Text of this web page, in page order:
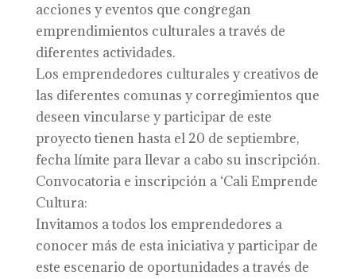
acciones y eventos que congregan
emprendimientos culturales a través de
diferentes actividades.
Los emprendedores culturales y creativos de
las diferentes comunas y corregimientos que
deseen vincularse y participar de este
proyecto tienen hasta el 20 de septiembre,
fecha límite para llevar a cabo su inscripción.
Convocatoria e inscripción a ‘Cali Emprende
Cultura:
Invitamos a todos los emprendedores a
conocer más de esta iniciativa y participar de
este escenario de oportunidades a través de